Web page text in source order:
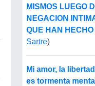
MISMOS LUEGO
NEGACION
QUE HAN
Sartre)
Mi amor, la
es tormenta